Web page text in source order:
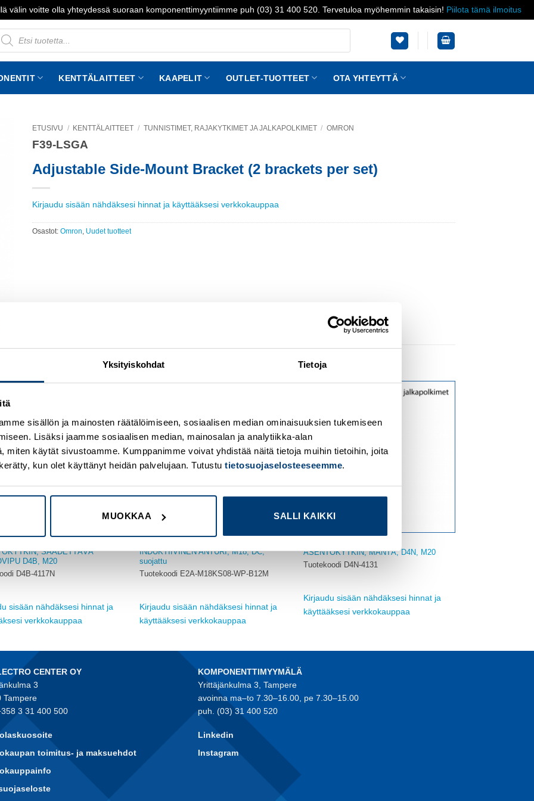
Yksityiskohdat Tietoja
sisällön ja mainosten räätälöimiseen, sosiaalisen median ominaisuuksien tukemiseen
Lisäksi jaamme sosiaalisen median, mainosalan ja analytiikka-alan
miten käytät sivustoamme. Kumppanimme voivat yhdistää näitä tietoja muihin tietoihin, joita
kun olet käyttänyt heidän palvelujaan. Tutustu tietosuojaselosteeseemme.
MUOKKAA SALLI KAIKKI
välin voitte olla yhteydessä suoraan komponenttimyyntiimme puh (03) 31 400 520. Tervetuloa myöhemmin takaisin! Piilota tämä ilmoitus
KENTTÄLAITTEET KAAPELIT OUTLET-TUOTTEET OTA YHTEYTTÄ
ETUSIVU / KENTTÄLAITTEET / TUNNISTIMET, RAJAKYTKIMET JA JALKAPOLKIMET / OMRON
F39-LSGA
Adjustable Side-Mount Bracket (2 brackets per set)
Kirjaudu sisään nähdäksesi hinnat ja käyttääksesi verkkokauppaa
Osastot: Omron Uudet tuotteet
wishlist
SÄÄDETTÄVÄ
D4B, M20
D4B-4117N
sisään nähdäksesi hinnat ja
verkkokauppaa
wishlist
INDUKTIIVINEN ANTURI, M18, DC,
suojattu
Tuotekoodi E2A-M18KS08-WP-B12M
Kirjaudu sisään nähdäksesi hinnat ja
käyttääksesi verkkokauppaa
ASENTOKYTKIN, MÄNTÄ, D4N, M20
Tuotekoodi D4N-4131
Kirjaudu sisään nähdäksesi hinnat ja
käyttääksesi verkkokauppaa
CENTER OY
3
Tampere
3 31 400 500
toimitus- ja maksuehdot
KOMPONENTTIMYYMÄLÄ
Yrittäjänkulma 3, Tampere
avoinna ma–to 7.30–16.00, pe 7.30–15.00
puh. (03) 31 400 520
Linkedin
Instagram